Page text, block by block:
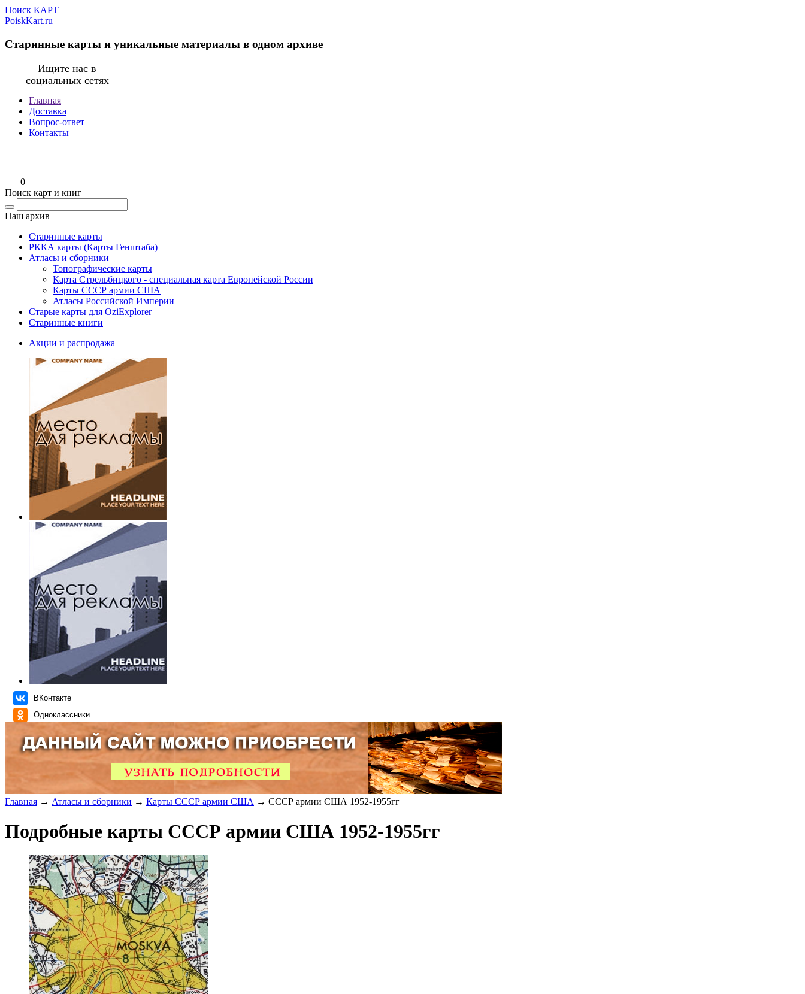
Поиск КАРТ
PoiskKart.ru
Старинные карты и уникальные материалы в одном архиве
Ищите нас в
социальных сетях
Главная
Доставка
Вопрос-ответ
Контакты
0
Поиск карт и книг
Наш архив
Старинные карты
РККА карты (Карты Генштаба)
Атласы и сборники
Топографические карты
Карта Стрельбицкого - специальная карта Европейской России
Карты СССР армии США
Атласы Российской Империи
Старые карты для OziExplorer
Старинные книги
Акции и распродажа
ВКонтакте
Одноклассники
Главная → Атласы и сборники → Карты СССР армии США → СССР армии США 1952-1955гг
Подробные карты СССР армии США 1952-1955гг